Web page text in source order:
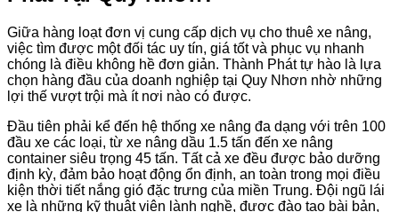
Giữa hàng loạt đơn vị cung cấp dịch vụ cho thuê xe nâng,
việc tìm được một đối tác uy tín, giá tốt và phục vụ nhanh
chóng là điều không hề đơn giản. Thành Phát tự hào là lựa
chọn hàng đầu của doanh nghiệp tại Quy Nhơn nhờ những
lợi thế vượt trội mà ít nơi nào có được.
Đầu tiên phải kể đến hệ thống xe nâng đa dạng với trên 100
đầu xe các loại, từ xe nâng dầu 1.5 tấn đến xe nâng
container siêu trọng 45 tấn. Tất cả xe đều được bảo dưỡng
định kỳ, đảm bảo hoạt động ổn định, an toàn trong mọi điều
kiện thời tiết nắng gió đặc trưng của miền Trung. Đội ngũ lái
xe là những kỹ thuật viên lành nghề, được đào tạo bài bản,